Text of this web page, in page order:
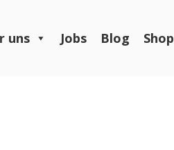
uns Jobs Blog Shop